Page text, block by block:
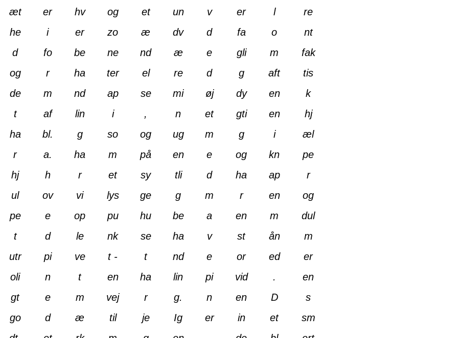
æt
he
d
og
de
t
ha
r
hj
ul
pe
t
utr
oli
gt
go
er
i
fo
r
m
af
bl.
a.
h
ov
e
d
pi
n
e
d
hv
er
be
ha
nd
lin
g
ha
r
vi
op
le
ve
t
m
æ
og
zo
ne
ter
ap
i
so
m
et
lys
pu
nk
t -
en
vej
til
et
æ
nd
el
se
,
og
på
sy
ge
hu
se
t
ha
r
je
un
dv
æ
re
mi
n
ug
en
tli
g
be
ha
nd
lin
g.
Ig
v
d
e
d
øj
et
m
e
d
m
a
v
e
pi
n
er
er
fa
gli
g
dy
gti
g
og
ha
r
en
st
or
vid
en
in
l
o
m
aft
en
en
i
kn
ap
en
m
ån
ed
.
D
et
re
nt
fak
tis
k
hj
æl
pe
r
og
dul
m
er
en
s
sm